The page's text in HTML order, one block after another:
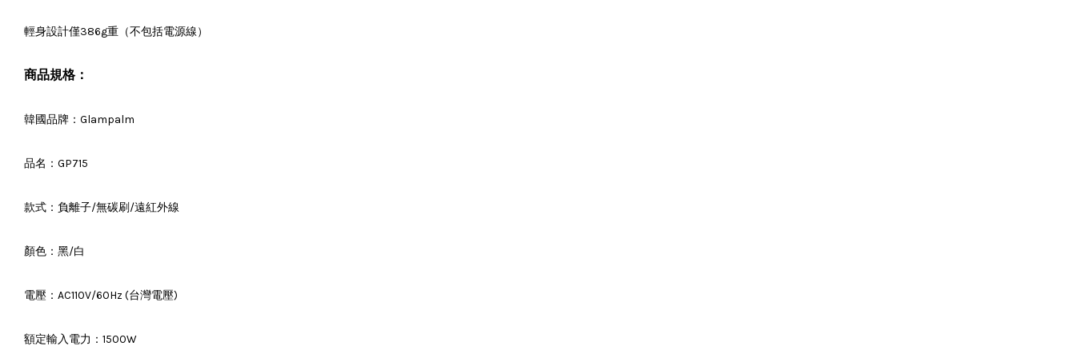
輕身設計僅386g重（不包括電源線）
商品規格：
韓國品牌：Glampalm
品名：GP715
款式：負離子/無碳刷/遠紅外線
顏色：黑/白
電壓：AC110V/60Hz (台灣電壓)
額定輸入電力：1500W